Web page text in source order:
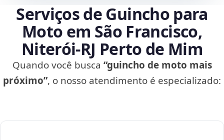
Serviços de Guincho para
Moto em São Francisco,
Niterói‑RJ Perto de Mim
Quando você busca “guincho de moto mais
próximo”, o nosso atendimento é especializado: